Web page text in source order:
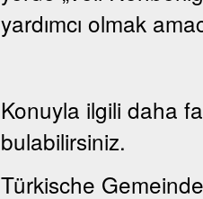
yardımcı olmak
Konuyla ilgili daha
bulabilirsiniz.
Türkische